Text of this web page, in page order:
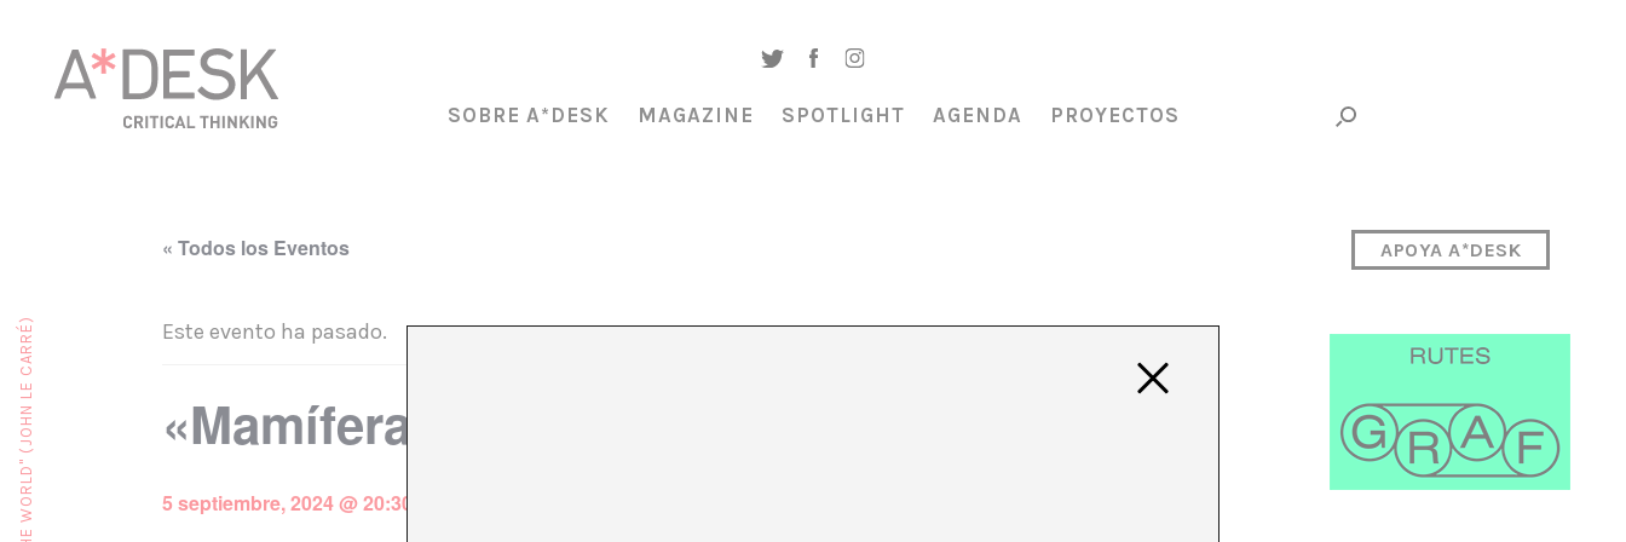
SOBRE A*DESK MAGAZINE SPOTLIGHT AGENDA PROYECTOS
« Todos los Eventos
Este evento ha pasado.
«Mamífera» Liliana Torres
5 septiembre, 2024 @ 20:30
APOYA A*DESK